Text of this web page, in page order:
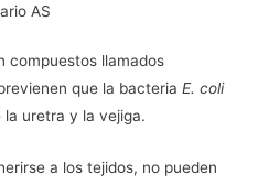
AS
compuestos llamados
que la bacteriaE. coli
la uretra y la vejiga.
a los tejidos, no pueden